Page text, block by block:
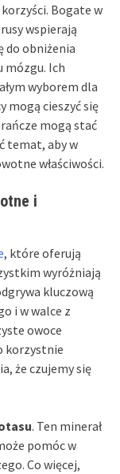
Bogate w
wspierają
do obniżenia
mózgu. Ich
wyborem dla
mogą cieszyć się
mogą stać
temat, aby w
właściwości.
i
, które oferują
wyróżniają
kluczową
i w walce z
owoce
korzystnie
że czujemy się
. Ten minerał
pomóc w
Co więcej,